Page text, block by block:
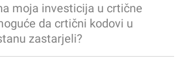
moja investicija u crtične
da crtični kodovi u
zastarjeli?